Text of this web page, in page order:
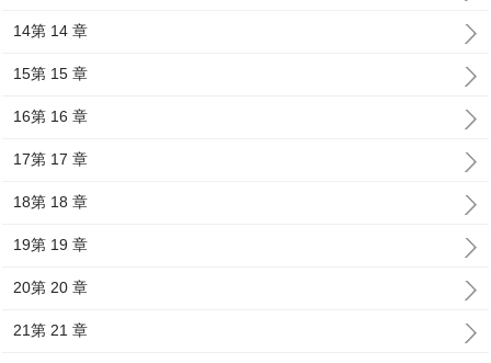
14第 14 章
15第 15 章
16第 16 章
17第 17 章
18第 18 章
19第 19 章
20第 20 章
21第 21 章